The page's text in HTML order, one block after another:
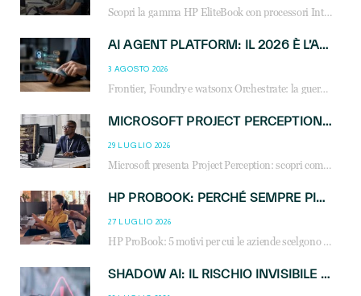
Scopri la gamma HP EliteBook con processori Intel® Core™ Ultra e AMD Ryzen™ AI. Notebook business progettati per aumentare la produttività, migliorare la collaborazione e garantire sicurezza avanzata in ufficio e in mobilità.
AI AGENT PLATFORM: IL 2026 È L’ANNO DEL «SISTEMA OPERATIVO» PER GLI AGENTI AZIENDALI
3 AGOSTO 2026
Frontier, Foundry e watsonx Orchestrate: la guerra delle piattaforme AI agent ridisegna il mercato IT. Cosa cambia per reseller, MSP e system integrator.
MICROSOFT PROJECT PERCEPTION: COME GLI AGENTI AI CAMBIERANNO SOC, CYBERSECURITY E SERVIZI MSP
29 LUGLIO 2026
Microsoft presenta Project Perception: scopri come gli agenti AI possono trasformare cybersecurity, SOC e servizi gestiti degli MSP.
HP PROBOOK: PERCHÉ SEMPRE PIÙ AZIENDE SCELGONO NOTEBOOK PROGETTATI PER IL LAVORO MODERNO
27 LUGLIO 2026
HP ProBook: 5 motivi per cui le aziende scelgono i notebook business HP per migliorare produttività, sicurezza e gestione dell’AI.
SHADOW AI: IL RISCHIO INVISIBILE CHE LE AZIENDE POSSONO GOVERNARE